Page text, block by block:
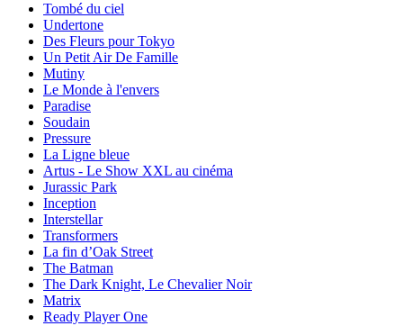
Tombé du ciel
Undertone
Des Fleurs pour Tokyo
Un Petit Air De Famille
Mutiny
Le Monde à l'envers
Paradise
Soudain
Pressure
La Ligne bleue
Artus - Le Show XXL au cinéma
Jurassic Park
Inception
Interstellar
Transformers
La fin d’Oak Street
The Batman
The Dark Knight, Le Chevalier Noir
Matrix
Ready Player One